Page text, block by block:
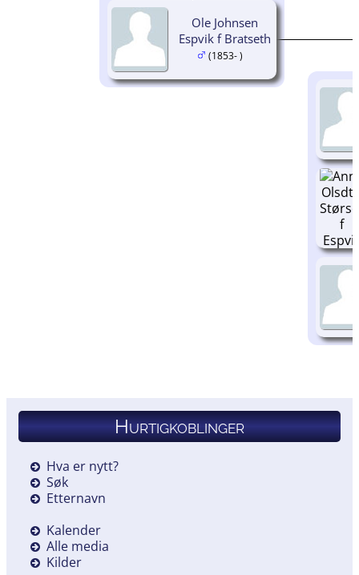
Ole Johnsen
Espvik f Bratseth
(1853- )
Hurtigkoblinger
Hva er nytt?
Søk
Etternavn
Kalender
Alle media
Kilder